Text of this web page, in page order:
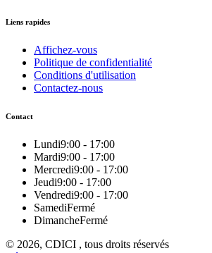
Liens rapides
Affichez-vous
Politique de confidentialité
Conditions d'utilisation
Contactez-nous
Contact
Lundi9:00 - 17:00
Mardi9:00 - 17:00
Mercredi9:00 - 17:00
Jeudi9:00 - 17:00
Vendredi9:00 - 17:00
SamediFermé
DimancheFermé
© 2026, CDICI , tous droits réservés